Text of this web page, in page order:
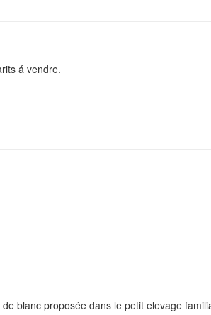
á vendre.
blanc proposée dans le petit elevage